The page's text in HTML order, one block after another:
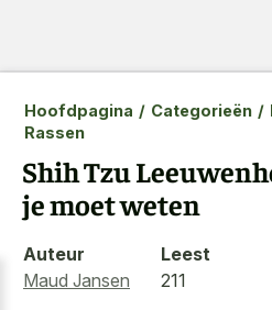
Hoofdpagina / Categorieën /
Rassen
Shih Tzu
je moet weten
Auteur
Maud Jansen
Leest
211